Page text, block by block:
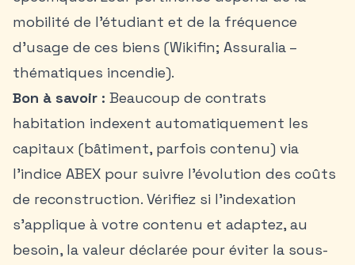
mobilité de l’étudiant et de la fréquence
d’usage de ces biens (Wikifin; Assuralia –
thématiques incendie).
Bon à savoir : Beaucoup de contrats
habitation indexent automatiquement les
capitaux (bâtiment, parfois contenu) via
l’indice ABEX pour suivre l’évolution des coûts
de reconstruction. Vérifiez si l’indexation
s’applique à votre contenu et adaptez, au
besoin, la valeur déclarée pour éviter la sous-